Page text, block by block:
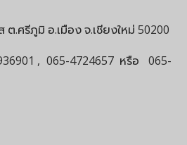
ต.ศรีภูมิ อ.เมือง จ.เชียงใหม่ 50200
, 065-4724657 หรือ
065-